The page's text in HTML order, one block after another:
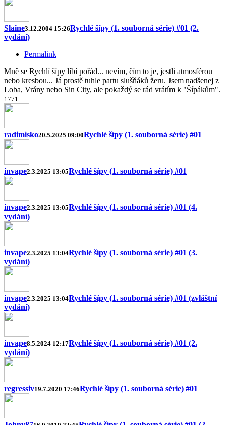
Slaine3.12.2004 15:26Rychlé šípy (1. souborná série) #01 (2.
vydání)
Permalink
Mně se Rychlí šípy líbí pořád... nevím, čím to je, jestli atmosférou
nebo kresbou... Já prostě tuhle partu slušňáků žeru. Jsem nadšenej z
Loba, Vrány nebo Sin City, ale pokaždý se rád vrátím k "Šípákům".
1771
radimisko20.5.2025 09:00Rychlé šípy (1. souborná série) #01
invape2.3.2025 13:05Rychlé šípy (1. souborná série) #01
invape2.3.2025 13:05Rychlé šípy (1. souborná série) #01 (4.
vydání)
invape2.3.2025 13:04Rychlé šípy (1. souborná série) #01 (3.
vydání)
invape2.3.2025 13:04Rychlé šípy (1. souborná série) #01 (zvláštní
vydání)
invape8.5.2024 12:17Rychlé šípy (1. souborná série) #01 (2.
vydání)
regressiv19.7.2020 17:46Rychlé šípy (1. souborná série) #01